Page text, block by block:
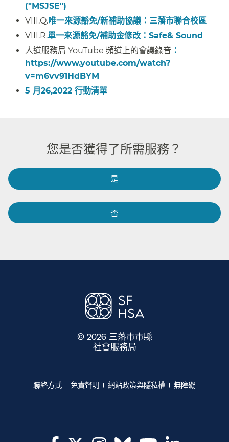
("MSJSE")
VIII.Q.唯一來源豁免/新補助協議：三藩市聯合校區
VIII.R.單一來源豁免/補助金修改：Safe& Sound
人道服務局 YouTube 頻道上的會議錄音 ：
https://www.youtube.com/watch?
v=m6vv91HdBYM
5 月26,2022 行動清單​​
您是否獲得了所需服務？​​
是​​
否​​
© 2026 三藩市市縣
社會服務局
聯絡方式​​ 免責聲明​​ 網站政策與隱私權​​ 無障礙​​